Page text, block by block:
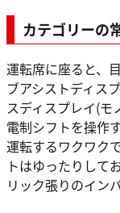
カテゴリーの
運転席に座ると、
ブアシストディス
スディスプレイ(モ
電制シフトを操作
運転するワクワク
トはゆったりして
リック張りのイン